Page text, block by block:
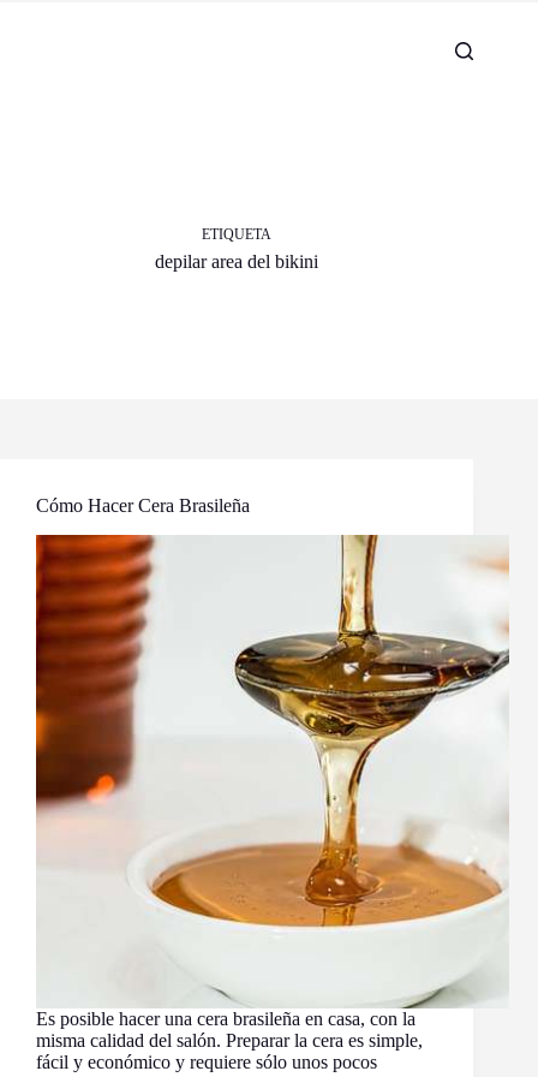
ETIQUETA
depilar area del bikini
Cómo Hacer Cera Brasileña
Es posible hacer una cera brasileña en casa, con la
misma calidad del salón. Preparar la cera es simple,
fácil y económico y requiere sólo unos pocos